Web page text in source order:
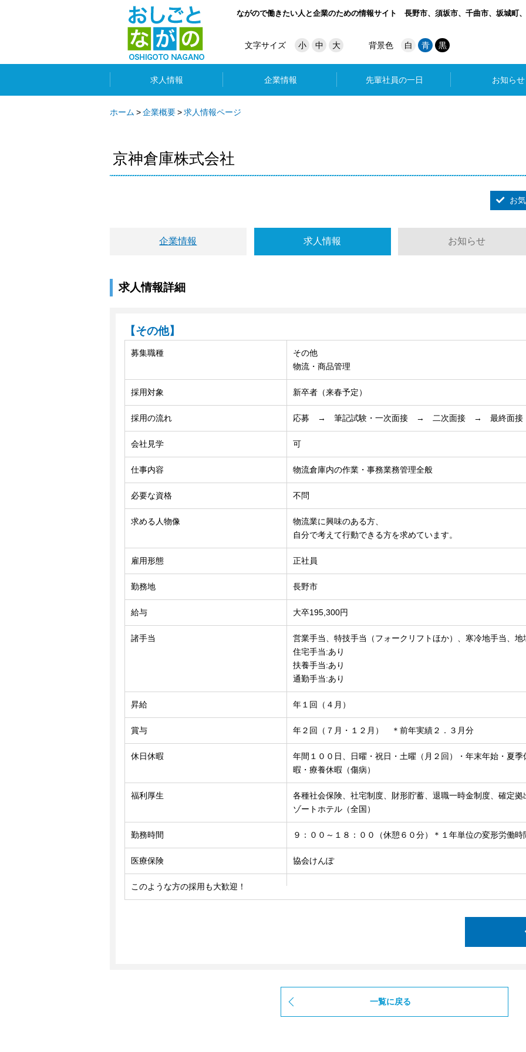
ながので働きたい人と企業のための情報サイト 長野市、須坂市、千曲市、坂城町
文字サイズ 小 中 大 背景色 白 青 黒
求人情報 企業情報 先輩社員の一日 お知らせ
ホーム 企業概要 求人情報ページ
京神倉庫株式会社
お
企業情報 求人情報 お知らせ
求人情報詳細
【その他】
募集職種
その他
物流・商品管理
採用対象 新卒者（来春予定）
採用の流れ 応募 → 筆記試験・一次面接 → 二次面接 → 最終面
会社見学 可
仕事内容 物流倉庫内の作業・事務業務管理全般
必要な資格 不問
求める人物像
物流業に興味のある方、
自分で考えて行動できる方を求めています。
雇用形態 正社員
勤務地 長野市
給与 大卒195,300円
諸手当
営業手当、特技手当（フォークリフトほか）、寒冷地手当、地
住宅手当:あり
扶養手当:あり
通勤手当:あり
昇給 年１回（４月）
賞与 年２回（７月・１２月） ＊前年実績２．３月分
休日休暇
年間１００日、日曜・祝日・土曜（月２回）・年末年始・夏
暇・療養休暇（傷病）
福利厚生
各種社会保険、社宅制度、財形貯蓄、退職一時金制度、確定
ゾートホテル（全国）
勤務時間 ９：００～１８：００（休憩６０分）＊１年単位の変形労働時
医療保険 協会けんぽ
このような方の採用も大歓迎！
一覧に戻る